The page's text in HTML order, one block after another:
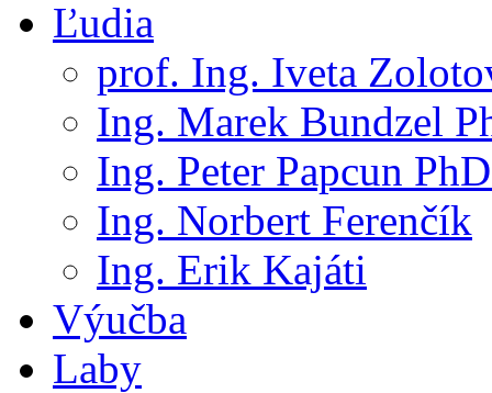
Ľudia
prof. Ing. Iveta
Ing. Marek Bundzel
Ing. Peter Papcun
Ing. Norbert Ferenčík
Ing. Erik Kajáti
Výučba
Laby